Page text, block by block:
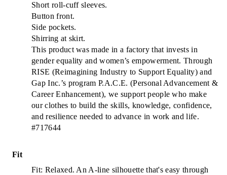
Short roll-cuff sleeves.
Button front.
Side pockets.
Shirring at skirt.
This product was made in a factory that invests in
gender equality and women’s empowerment. Through
RISE (Reimagining Industry to Support Equality) and
Gap Inc.’s program P.A.C.E. (Personal Advancement &
Career Enhancement), we support people who make
our clothes to build the skills, knowledge, confidence,
and resilience needed to advance in work and life.
#717644
Fit
Fit: Relaxed. An A-line silhouette that's easy through